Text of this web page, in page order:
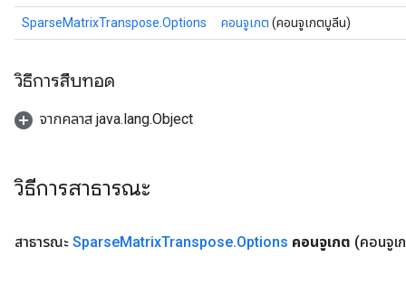
SparseMatrixTranspose.Options คอนจูเกต (คอนจูเกตบูลีน)
วิธีการสืบทอด
จากคลาส java.lang.Object
วิธีการสาธารณะ
สาธารณะ SparseMatrixTranspose.Options คอนจูเกต (คอนจูเ